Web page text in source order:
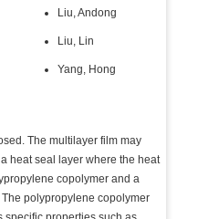
Liu, Andong
Liu, Lin
Yang, Hong
The multilayer film may
heat seal layer where the heat
copolymer and a
polypropylene copolymer